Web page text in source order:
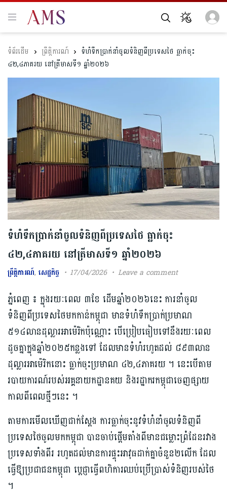
ព្រឹត្តិការណ៍
ទំហំទឹកប្រាក់នាំចូលទំនិញពីប្រទេសថៃ ធ្លាក់ចុះ
៤២,៤ភាគរយ នៅត្រីមាស​ទី១ ឆ្នាំ២០២៦
ទំហំទឹកប្រាក់នាំចូលទំនិញពីប្រទេសថៃ ធ្លាក់ចុះ
៤២,៤ភាគរយ នៅត្រីមាស​ទី១ ឆ្នាំ២០២៦
ព្រឹត្តិការណ៍,សេដ្ឋកិច្ច 17/04/2026 Leave a comment
ភ្នំពេញ ៖ ក្នុងរយៈពេល ៣ខែ ដើមឆ្នាំ២០២៦នេះ ការ​នាំចូល
ទំនិញពីប្រទេស​ថៃមកកាន់កម្ពុជា​ មានទំហំទឹកប្រាក់ប្រមាណ
៥១៤លានដុល្លារអាម៉េរិកប៉ុណ្ណោះ បើប្រៀបធៀបទៅនឹ​ងរយៈពេល
ដូចគ្នា​ក្នុងឆ្នាំ២០២៥​កន្លងទៅ​ ដែលមានទំហំរហូតដល់ ៨៩៣លាន
ដុល្លារអាម៉េរិកនោះ ធ្លាក់​ចុះ​ប្រមាណ ៤២,៤ភាគរយ ។ នេះបើតាម
របាយការណ៍របស់អគ្គនាយកដ្ឋានគយ និងរដ្ឋាករ​កម្ពុជា​ចេញផ្សាយ
កាលពីពេល​ថ្មីៗនេះ ។
តាមការមើលឃើញជាក់ស្ដែង ការធ្លាក់ចុះនូវទំហំ​នាំចូលទំនិញពី
ប្រទេសថៃចូលមកកម្ពុជា បានចាប់ផ្ដើម​តាំងពីមានជម្លោះព្រំដែន​រវាង
ប្រទេសទាំងពីរ រហូតដល់​មានការផ្ទុះអាវុធ​ដាក់គ្នា​ចំនួន​២លើក​ ដែល
ធ្វើឱ្យប្រជាជនកម្ពុជា ប្តេជ្ញាធ្វើពហិការឈប់ប្រើប្រាស់​ទំនិញរបស់ថៃ
។